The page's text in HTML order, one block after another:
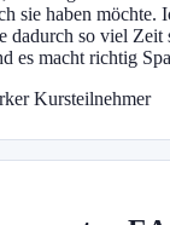
sie haben möchte.
dadurch so viel Zeit
es macht richtig
Kursteilnehmer